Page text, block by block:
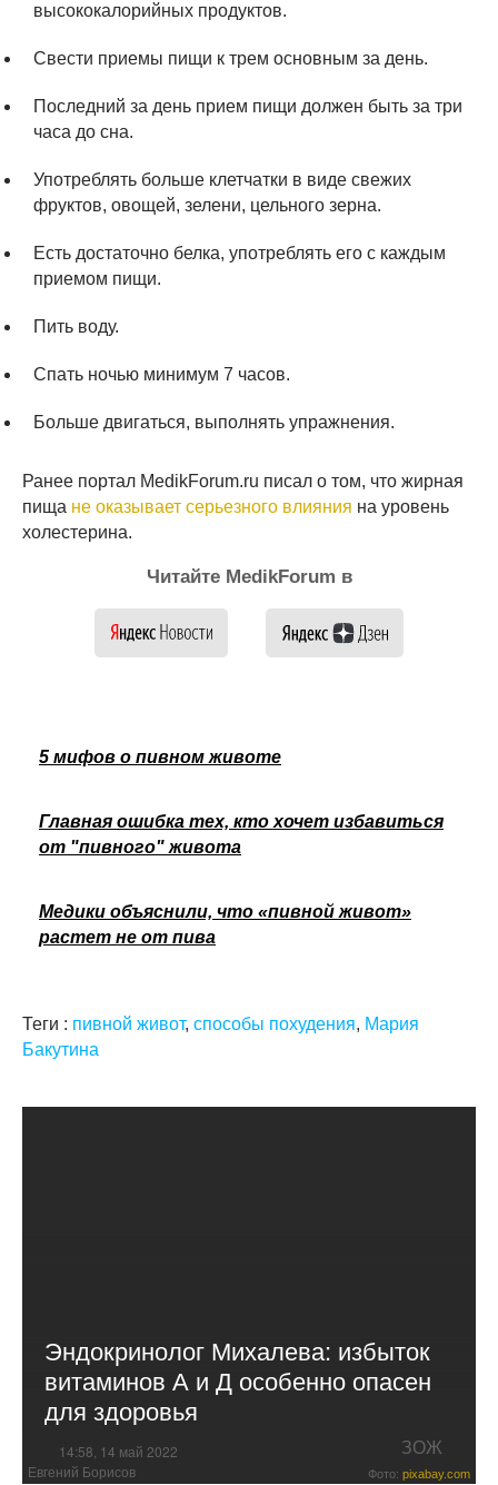
высококалорийных продуктов.
Свести приемы пищи к трем основным за день.
Последний за день прием пищи должен быть за три
часа до сна.
Употреблять больше клетчатки в виде свежих
фруктов, овощей, зелени, цельного зерна.
Есть достаточно белка, употреблять его с каждым
приемом пищи.
Пить воду.
Спать ночью минимум 7 часов.
Больше двигаться, выполнять упражнения.
Ранее портал MedikForum.ru писал о том, что жирная
пища не оказывает серьезного влияния на уровень
холестерина.
Читайте MedikForum в
5 мифов о пивном животе
Главная ошибка тех, кто хочет избавиться
от "пивного" живота
Медики объяснили, что «пивной живот»
растет не от пива
Теги : пивной живот, способы похудения, Мария
Бакутина
Эндокринолог Михалева: избыток
витаминов А и Д особенно опасен
для здоровья
14:58, 14 май 2022 ЗОЖ
Евгений Борисов Фото: pixabay.com